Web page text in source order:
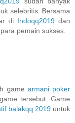
selebritis. Bersama
di Indoqq2019 dan
pemain sukses.
game armani poker
tersebut. Game
balakqq 2019untuk